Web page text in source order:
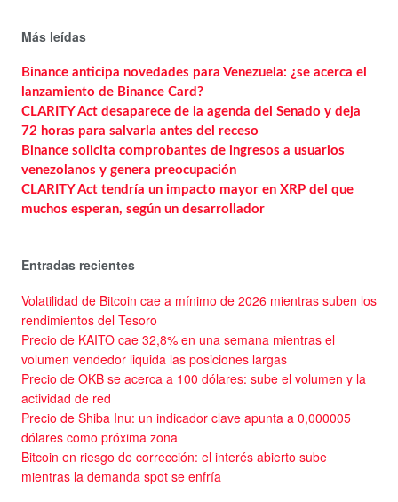
Más leídas
Binance anticipa novedades para Venezuela: ¿se acerca el
lanzamiento de Binance Card?
CLARITY Act desaparece de la agenda del Senado y deja
72 horas para salvarla antes del receso
Binance solicita comprobantes de ingresos a usuarios
venezolanos y genera preocupación
CLARITY Act tendría un impacto mayor en XRP del que
muchos esperan, según un desarrollador
Entradas recientes
Volatilidad de Bitcoin cae a mínimo de 2026 mientras suben los
rendimientos del Tesoro
Precio de KAITO cae 32,8% en una semana mientras el
volumen vendedor liquida las posiciones largas
Precio de OKB se acerca a 100 dólares: sube el volumen y la
actividad de red
Precio de Shiba Inu: un indicador clave apunta a 0,000005
dólares como próxima zona
Bitcoin en riesgo de corrección: el interés abierto sube
mientras la demanda spot se enfría